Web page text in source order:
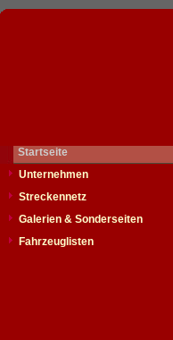
Startseite
Unternehmen
Streckennetz
Galerien & Sonderseiten
Fahrzeuglisten